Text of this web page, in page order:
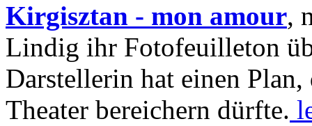
Kirgisztan - mon amour,
Lindig ihr Fotofeuilleton
Darstellerin hat einen Plan,
Theater bereichern dürfte.